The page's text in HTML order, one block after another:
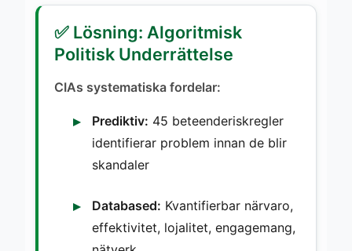
✅ Lösning: Algoritmisk
Politisk Underrättelse
CIAs systematiska fordelar:
Prediktiv: 45 beteenderiskregler
identifierar problem innan de blir
skandaler
Databased: Kvantifierbar närvaro,
effektivitet, lojalitet, engagemang,